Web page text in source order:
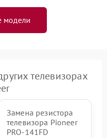
модели
телевизорах
Замена резистора
телевизора Pioneer
PRO-141FD